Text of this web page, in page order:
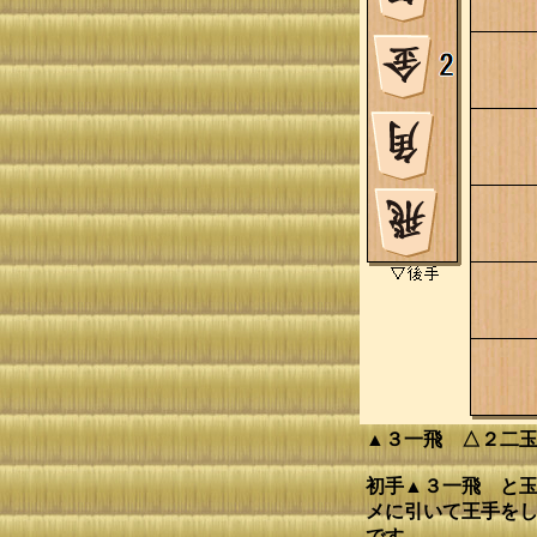
▲３一飛 △２二
初手▲３一飛 と玉
メに引いて王手を